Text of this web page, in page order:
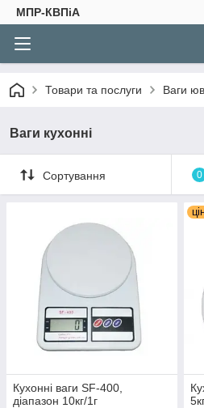
МПР-КВПіА
Товари та послуги Ваги
Ваги кухонні
Сортування 0
Кухонні ваги SF-400,
діапазон 10кг/1г